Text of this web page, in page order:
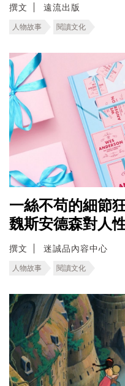
撰文 遠流出版
人物故事 閱讀文化
一絲不苟的細節
魏斯安德森對人
撰文 迷誠品內容中心
人物故事 閱讀文化